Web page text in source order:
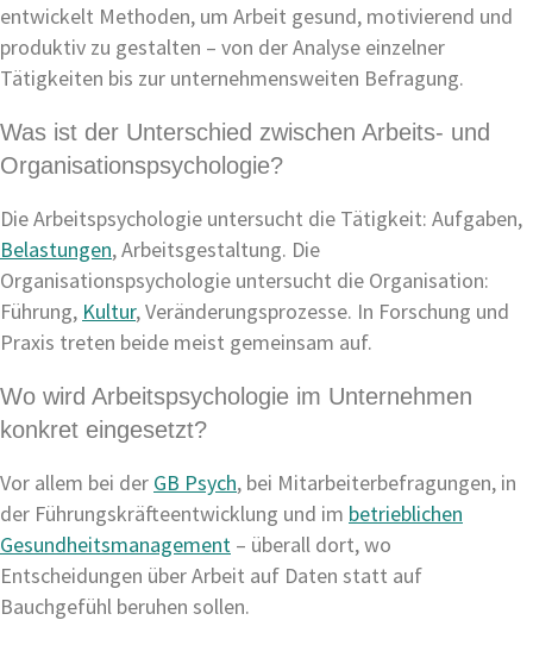
entwickelt Methoden, um Arbeit gesund, motivierend und
produktiv zu gestalten – von der Analyse einzelner
Tätigkeiten bis zur unternehmensweiten Befragung.
Was ist der Unterschied zwischen Arbeits- und
Organisationspsychologie?
Die Arbeitspsychologie untersucht die Tätigkeit: Aufgaben,
Belastungen, Arbeitsgestaltung. Die
Organisationspsychologie untersucht die Organisation:
Führung, Kultur, Veränderungsprozesse. In Forschung und
Praxis treten beide meist gemeinsam auf.
Wo wird Arbeitspsychologie im Unternehmen
konkret eingesetzt?
Vor allem bei der GB Psych, bei Mitarbeiterbefragungen, in
der Führungskräfteentwicklung und im betrieblichen
Gesundheitsmanagement – überall dort, wo
Entscheidungen über Arbeit auf Daten statt auf
Bauchgefühl beruhen sollen.